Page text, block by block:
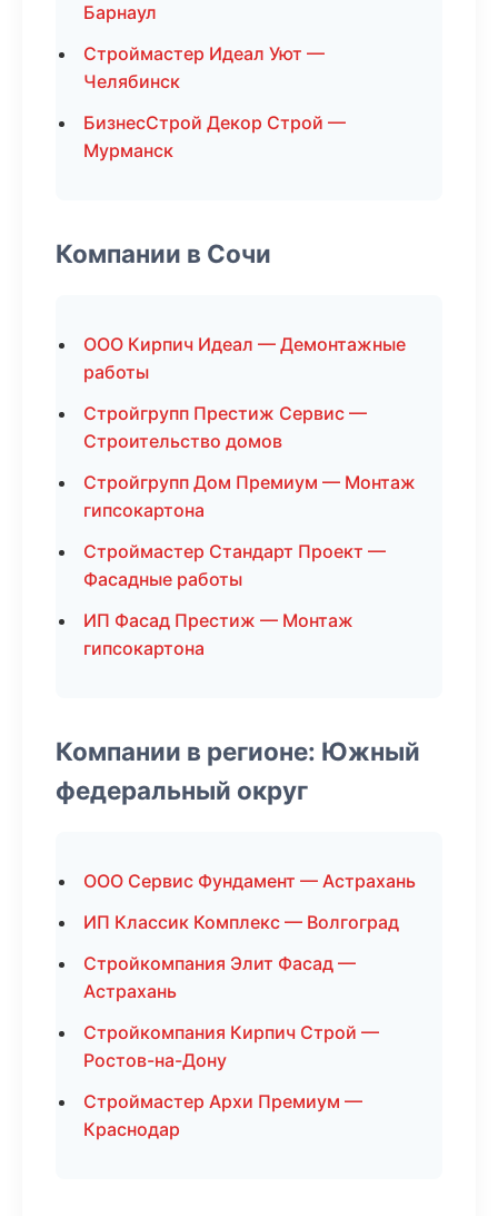
Барнаул
Строймастер Идеал Уют —
Челябинск
БизнесСтрой Декор Строй —
Мурманск
Компании в Сочи
ООО Кирпич Идеал — Демонтажные
работы
Стройгрупп Престиж Сервис —
Строительство домов
Стройгрупп Дом Премиум — Монтаж
гипсокартона
Строймастер Стандарт Проект —
Фасадные работы
ИП Фасад Престиж — Монтаж
гипсокартона
Компании в регионе: Южный
федеральный округ
ООО Сервис Фундамент — Астрахань
ИП Классик Комплекс — Волгоград
Стройкомпания Элит Фасад —
Астрахань
Стройкомпания Кирпич Строй —
Ростов-на-Дону
Строймастер Архи Премиум —
Краснодар